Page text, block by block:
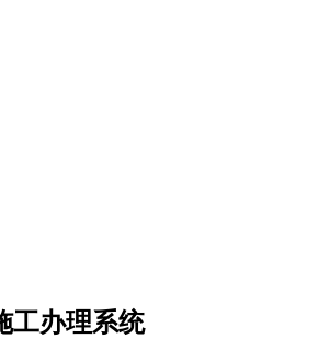
工办理系统